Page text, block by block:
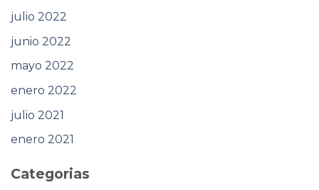
julio 2022
junio 2022
mayo 2022
enero 2022
julio 2021
enero 2021
Categorias